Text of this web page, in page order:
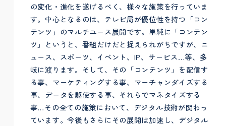
の変化・進化を遂げるべく、様々な施策を行っていま
す。中心となるのは、テレビ局が優位性を持つ「コン
テンツ」のマルチユース展開です。単純に「コンテン
ツ」というと、番組だけだと捉えられがちですが、ニ
ュース、スポーツ、イベント、IP、サービス…等、多
岐に渡ります。そして、その「コンテンツ」を配信す
る事、マーケティングする事、マーチャンダイズする
事、データを駆使する事、それらでマネタイズする
事…その全ての施策において、デジタル技術が関わっ
ています。今後もさらにその展開は加速し、デジタル